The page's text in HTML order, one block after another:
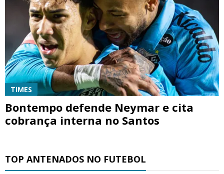
TIMES
Bontempo defende Neymar e cita
cobrança interna no Santos
TOP ANTENADOS NO FUTEBOL